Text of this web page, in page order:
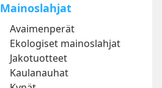
Mainoslahjat
Avaimenperät
Ekologiset mainoslahjat
Jakotuotteet
Kaulanauhat